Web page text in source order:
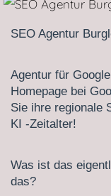
SEO Agentur
Agentur für
Homepage bei
Sie ihre regionale
KI -Zeitalter!
Was ist das
das?